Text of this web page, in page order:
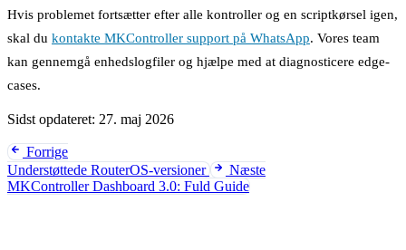
Hvis problemet fortsætter efter alle kontroller og en scriptkørsel igen,
skal du kontakte MKController support på WhatsApp. Vores team
kan gennemgå enhedslogfiler og hjælpe med at diagnosticere edge-
cases.
Sidst opdateret: 27. maj 2026
Forrige
Understøttede RouterOS-versioner
Næste
MKController Dashboard 3.0: Fuld Guide